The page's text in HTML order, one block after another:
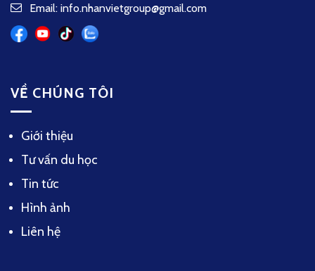
Email: info.nhanvietgroup@gmail.com
VỀ CHÚNG TÔI
Giới thiệu
Tư vấn du học
Tin tức
Hình ảnh
Liên hệ